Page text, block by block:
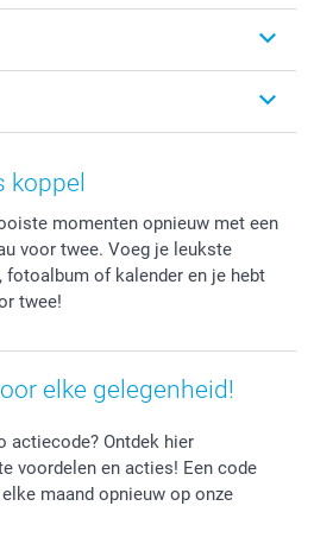
Fotoalbum met fotoprints
koppel
momenten opnieuw met een
voor twee. Voeg je leukste
fotoalbum of kalender en je hebt
twee!
elke gelegenheid!
actiecode? Ontdek hier
voordelen en acties! Een code
maand opnieuw op onze